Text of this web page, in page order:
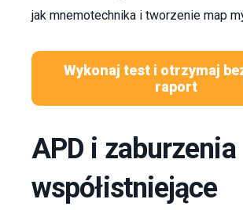
jak mnemotechnika i tworzenie map
Wykonaj test i otrzymaj
raport
APD i zaburzenia
współistniejące